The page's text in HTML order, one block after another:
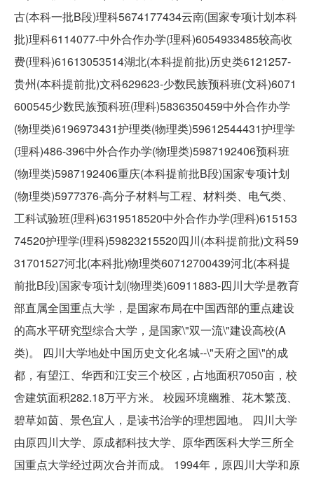
古(本科一批B段)理科5674177434云南(国家专项计划本科
批)理科6114077-中外合作办学(理科)6054933485较高收
费(理科)61613053514湖北(本科提前批)历史类6121257-
贵州(本科提前批)文科629623-少数民族预科班(文科)6071
600545少数民族预科班(理科)5836350459中外合作办学
(物理类)6196973431护理类(物理类)59612544431护理学
(理科)486-396中外合作办学(物理类)5987192406预科班
(物理类)5987192406重庆(本科提前批B段)国家专项计划
(物理类)5977376-高分子材料与工程、材料类、电气类、
工科试验班(理科)6319518520中外合作办学(理科)615153
74520护理学(理科)59823215520四川(本科提前批)文科59
31701527河北(本科批)物理类60712700439河北(本科提
前批B段)国家专项计划(物理类)60911883-四川大学是教育
部直属全国重点大学，是国家布局在中国西部的重点建设
的高水平研究型综合大学，是国家\"双一流\"建设高校(A
类)。 四川大学地处中国历史文化名城--\"天府之国\"的成
都，有望江、华西和江安三个校区，占地面积7050亩，校
舍建筑面积282.18万平方米。 校园环境幽雅、花木繁茂、
碧草如茵、景色宜人，是读书治学的理想园地。 四川大学
由原四川大学、原成都科技大学、原华西医科大学三所全
国重点大学经过两次合并而成。 1994年，原四川大学和原